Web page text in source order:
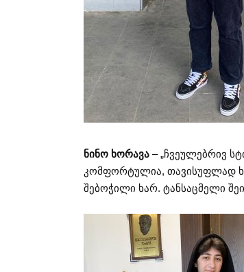
ნინო ხორავა – „ჩვეულებრივ
კომფორტულია, თავისუფლად
შებოჭილი ხარ. ტანსაცმელი